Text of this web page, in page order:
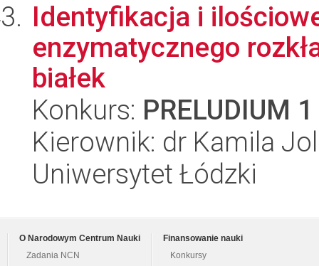
Identyfikacja i
enzymatycznego
białek
Konkurs: PRELUDIUM 1
Kierownik: dr Kamila
Uniwersytet Łódzki
O Narodowym Centrum Nauki
Zadania NCN
Finansowanie nauki
Konkursy